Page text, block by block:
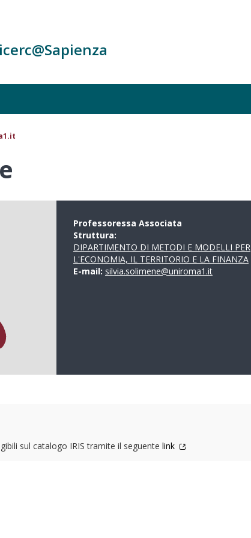
Professoressa Associata
Struttura:
DIPARTIMENTO DI METODI E MODELLI PER
L'ECONOMIA, IL TERRITORIO E LA FINANZA
E-mail: silvia.solimene@uniroma1.it
sul catalogo IRIS tramite il seguente link